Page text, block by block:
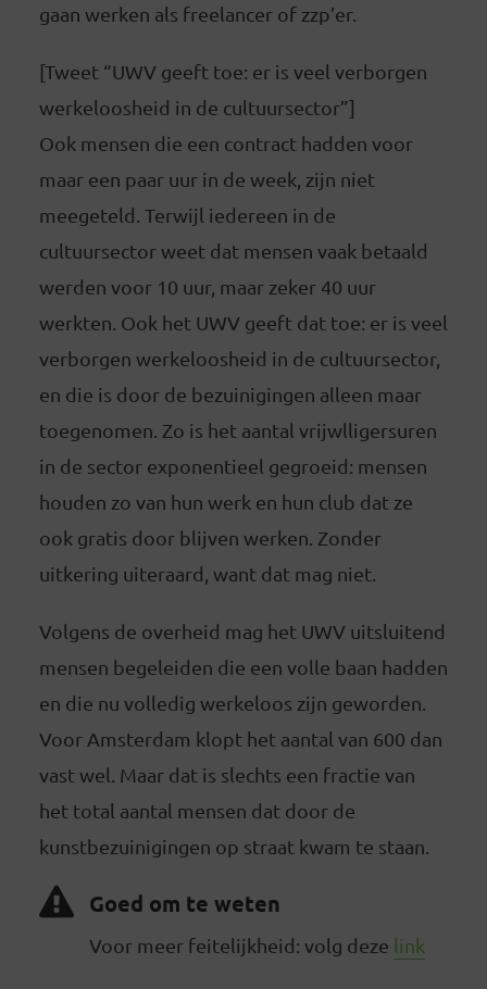
gaan werken als freelancer of zzp’er.
[Tweet “UWV geeft toe: er is veel verborgen
werkeloosheid in de cultuursector”]
Ook mensen die een contract hadden voor
maar een paar uur in de week, zijn niet
meegeteld. Terwijl iedereen in de
cultuursector weet dat mensen vaak betaald
werden voor 10 uur, maar zeker 40 uur
werkten. Ook het UWV geeft dat toe: er is veel
verborgen werkeloosheid in de cultuursector,
en die is door de bezuinigingen alleen maar
toegenomen. Zo is het aantal vrijwlligersuren
in de sector exponentieel gegroeid: mensen
houden zo van hun werk en hun club dat ze
ook gratis door blijven werken. Zonder
uitkering uiteraard, want dat mag niet.
Volgens de overheid mag het UWV uitsluitend
mensen begeleiden die een volle baan hadden
en die nu volledig werkeloos zijn geworden.
Voor Amsterdam klopt het aantal van 600 dan
vast wel. Maar dat is slechts een fractie van
het total aantal mensen dat door de
kunstbezuinigingen op straat kwam te staan.
Goed om te weten
Voor meer feitelijkheid: volg deze link